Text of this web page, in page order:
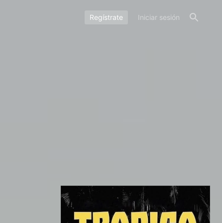
Regístrate Iniciar sesión